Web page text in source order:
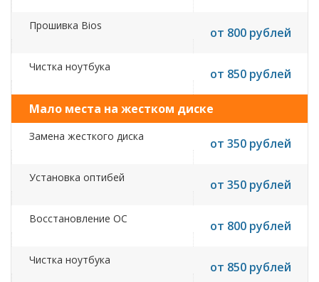
Прошивка Bios от 800 рублей
Чистка ноутбука от 850 рублей
Мало места на жестком диске
Замена жесткого диска от 350 рублей
Установка оптибей от 350 рублей
Восстановление ОС от 800 рублей
Чистка ноутбука от 850 рублей